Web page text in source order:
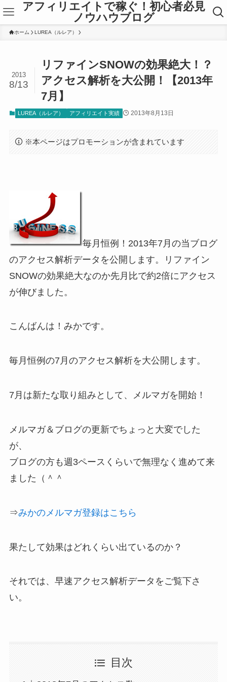
アフィリエイトで稼ぐ！初心者必見
ノウハウブログ
ホーム LUREA（ルレア）
リファインSNOWの効果絶大！？
アクセス解析を大公開！【2013年
7月】
2013
8/13
LUREA（ルレア） アフィリエイト実績 2013年8月13日
※本ページはプロモーションが含まれています
毎月恒例！2013年7月の当ブログ
のアクセス解析データを公開します。リファイン
SNOWの効果絶大なのか先月比で約2倍にアクセス
が伸びました。
こんばんは！みかです。
毎月恒例の7月のアクセス解析を大公開します。
7月は新たな取り組みとして、メルマガを開始！
メルマガ＆ブログの更新でちょっと大変でした
が、
ブログの方も週3ペースくらいで無理なく進めて来
ました（＾＾
⇒みかのメルマガ登録はこちら
果たして効果はどれくらい出ているのか？
それでは、早速アクセス解析データをご覧下さ
い。
目次